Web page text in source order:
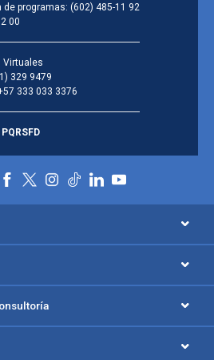
de programas: (602) 485-11 92
00
Virtuales
329 9479
333 033 3376